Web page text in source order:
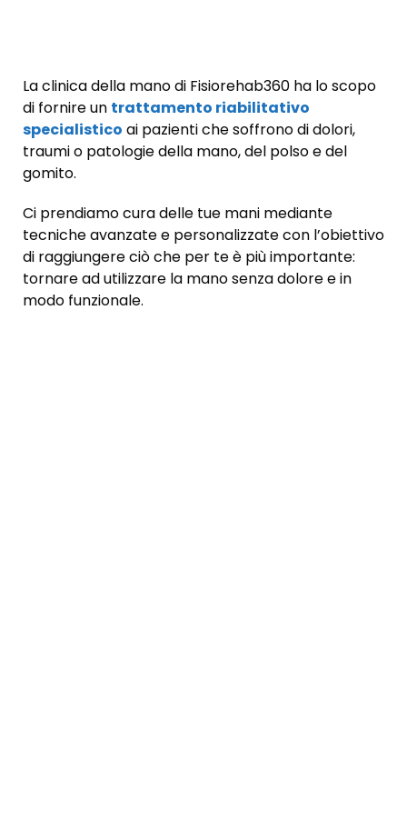
La clinica della mano di Fisiorehab360 ha lo scopo
di fornire un trattamento riabilitativo
specialistico ai pazienti che soffrono di dolori,
traumi o patologie della mano, del polso e del
gomito.
Ci prendiamo cura delle tue mani mediante
tecniche avanzate e personalizzate con l’obiettivo
di raggiungere ciò che per te è più importante:
tornare ad utilizzare la mano senza dolore e in
modo funzionale.